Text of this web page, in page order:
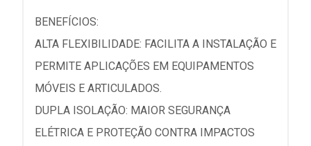
BENEFÍCIOS:
ALTA FLEXIBILIDADE: FACILITA A INSTALAÇÃO E
PERMITE APLICAÇÕES EM EQUIPAMENTOS
MÓVEIS E ARTICULADOS.
DUPLA ISOLAÇÃO: MAIOR SEGURANÇA
ELÉTRICA E PROTEÇÃO CONTRA IMPACTOS